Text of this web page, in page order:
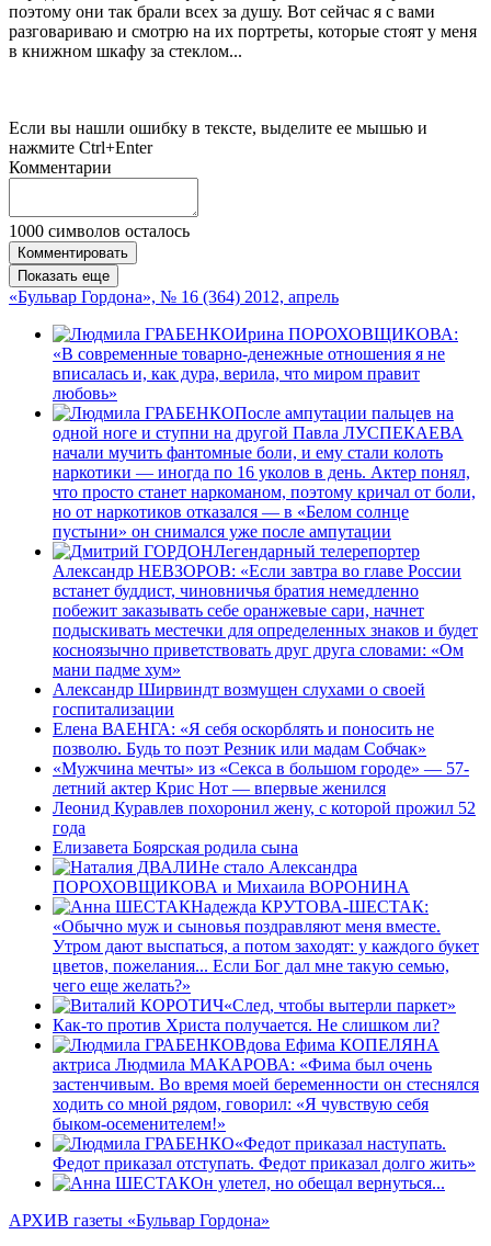
поэтому они так брали всех за душу. Вот сейчас я с вами
разговариваю и смотрю на их портреты, которые стоят у меня
в книжном шкафу за стеклом...
Если вы нашли ошибку в тексте, выделите ее мышью и
нажмите Ctrl+Enter
Комментарии
1000 символов осталось
Комментировать
Показать еще
«Бульвар Гордона», № 16 (364) 2012, апрель
Ирина ПОРОХОВЩИКОВА:
«В современные товарно-денежные отношения я не
вписалась и, как дура, верила, что миром правит
любовь»
После ампутации пальцев на
одной ноге и ступни на другой Павла ЛУСПЕКАЕВА
начали мучить фантомные боли, и ему стали колоть
наркотики — иногда по 16 уколов в день. Актер понял,
что просто станет наркоманом, поэтому кричал от боли,
но от наркотиков отказался — в «Белом солнце
пустыни» он снимался уже после ампутации
Легендарный телерепортер
Александр НЕВЗОРОВ: «Если завтра во главе России
встанет буддист, чиновничья братия немедленно
побежит заказывать себе оранжевые сари, начнет
подыскивать местечки для определенных знаков и будет
косноязычно приветствовать друг друга словами: «Ом
мани падме хум»
Александр Ширвиндт возмущен слухами о своей
госпитализации
Елена ВАЕНГА: «Я себя оскорблять и поносить не
позволю. Будь то поэт Резник или мадам Собчак»
«Мужчина мечты» из «Секса в большом городе» — 57-
летний актер Крис Нот — впервые женился
Леонид Куравлев похоронил жену, с которой прожил 52
года
Елизавета Боярская родила сына
Не стало Александра
ПОРОХОВЩИКОВА и Михаила ВОРОНИНА
Надежда КРУТОВА-ШЕСТАК:
«Обычно муж и сыновья поздравляют меня вместе.
Утром дают выспаться, а потом заходят: у каждого букет
цветов, пожелания... Если Бог дал мне такую семью,
чего еще желать?»
«След, чтобы вытерли паркет»
Как-то против Христа получается. Не слишком ли?
Вдова Ефима КОПЕЛЯНА
актриса Людмила МАКАРОВА: «Фима был очень
застенчивым. Во время моей беременности он стеснялся
ходить со мной рядом, говорил: «Я чувствую себя
быком-осеменителем!»
«Федот приказал наступать.
Федот приказал отступать. Федот приказал долго жить»
Он улетел, но обещал вернуться...
АРХИВ газеты «Бульвар Гордона»